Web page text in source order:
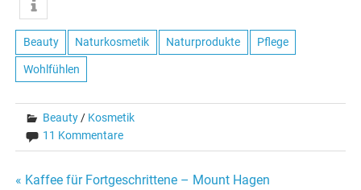
Beauty Naturkosmetik Naturprodukte Pflege
Wohlfühlen
Beauty / Kosmetik
11 Kommentare
« Kaffee für Fortgeschrittene – Mount Hagen